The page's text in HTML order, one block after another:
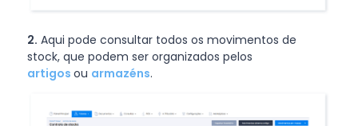
2. Aqui pode consultar todos os movimentos de
stock, que podem ser organizados pelos
artigos ou armazéns.